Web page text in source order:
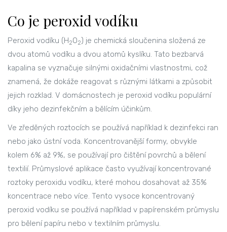
Co je peroxid vodíku
Peroxid vodíku (H2O2) je chemická sloučenina složená ze
dvou atomů vodíku a dvou atomů kyslíku. Tato bezbarvá
kapalina se vyznačuje silnými oxidačními vlastnostmi, což
znamená, že dokáže reagovat s různými látkami a způsobit
jejich rozklad. V domácnostech je peroxid vodíku populární
díky jeho dezinfekčním a bělícím účinkům.
Ve zředěných roztocích se používá například k dezinfekci ran
nebo jako ústní voda. Koncentrovanější formy, obvykle
kolem 6% až 9%, se používají pro čištění povrchů a bělení
textilií. Průmyslové aplikace často využívají koncentrované
roztoky peroxidu vodíku, které mohou dosahovat až 35%
koncentrace nebo více. Tento vysoce koncentrovaný
peroxid vodíku se používá například v papírenském průmyslu
pro bělení papíru nebo v textilním průmyslu.